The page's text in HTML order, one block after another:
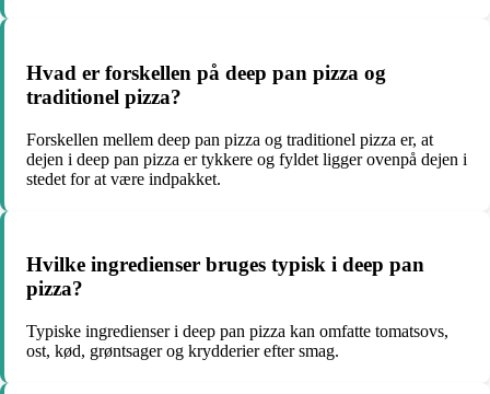
Hvad er forskellen på deep pan pizza og
traditionel pizza?
Forskellen mellem deep pan pizza og traditionel pizza er, at
dejen i deep pan pizza er tykkere og fyldet ligger ovenpå dejen i
stedet for at være indpakket.
Hvilke ingredienser bruges typisk i deep pan
pizza?
Typiske ingredienser i deep pan pizza kan omfatte tomatsovs,
ost, kød, grøntsager og krydderier efter smag.